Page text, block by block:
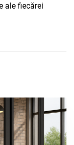
ale fiecărei